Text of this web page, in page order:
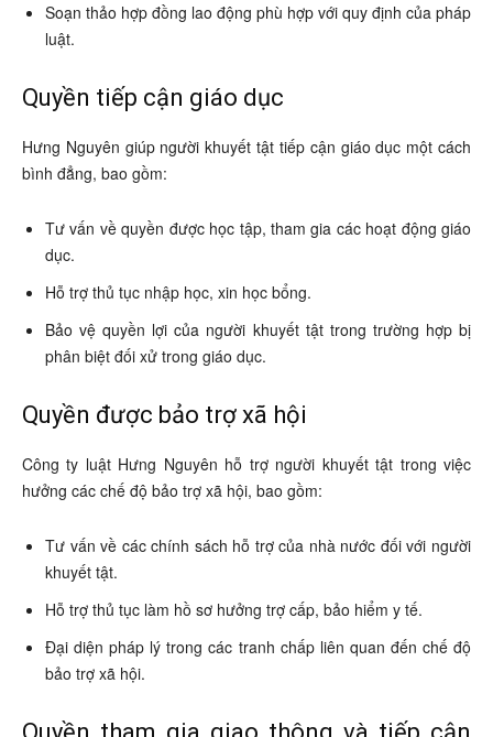
Soạn thảo hợp đồng lao động phù hợp với quy định của pháp
luật.
Quyền tiếp cận giáo dục
Hưng Nguyên giúp người khuyết tật tiếp cận giáo dục một cách
bình đẳng, bao gồm:
Tư vấn về quyền được học tập, tham gia các hoạt động giáo
dục.
Hỗ trợ thủ tục nhập học, xin học bổng.
Bảo vệ quyền lợi của người khuyết tật trong trường hợp bị
phân biệt đối xử trong giáo dục.
Quyền được bảo trợ xã hội
Công ty luật Hưng Nguyên hỗ trợ người khuyết tật trong việc
hưởng các chế độ bảo trợ xã hội, bao gồm:
Tư vấn về các chính sách hỗ trợ của nhà nước đối với người
khuyết tật.
Hỗ trợ thủ tục làm hồ sơ hưởng trợ cấp, bảo hiểm y tế.
Đại diện pháp lý trong các tranh chấp liên quan đến chế độ
bảo trợ xã hội.